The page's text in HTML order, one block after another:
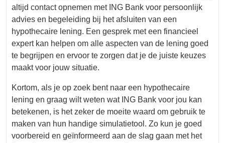
altijd contact opnemen met ING Bank voor persoonlijk
advies en begeleiding bij het afsluiten van een
hypothecaire lening. Een gesprek met een financieel
expert kan helpen om alle aspecten van de lening goed
te begrijpen en ervoor te zorgen dat je de juiste keuzes
maakt voor jouw situatie.
Kortom, als je op zoek bent naar een hypothecaire
lening en graag wilt weten wat ING Bank voor jou kan
betekenen, is het zeker de moeite waard om gebruik te
maken van hun handige simulatietool. Zo kun je goed
voorbereid en geïnformeerd aan de slag gaan met het